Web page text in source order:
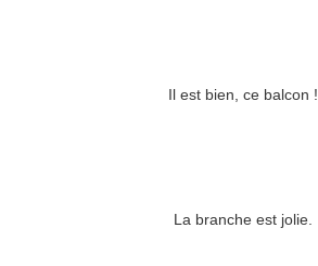
Il est bien, ce balcon !
La branche est jolie.